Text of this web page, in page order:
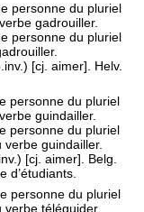
personne du pluriel
gadrouiller.
personne du pluriel
[cj. aimer]. Helv.
personne du pluriel
guindailler.
personne du pluriel
verbe guindailler.
[cj. aimer]. Belg.
d’étudiants.
personne du pluriel
verbe téléguider.